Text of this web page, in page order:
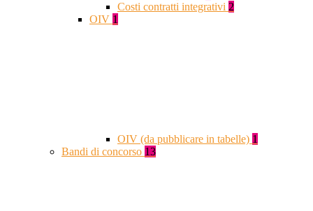
Costi contratti integrativi 2
OIV 1
OIV (da pubblicare in tabelle) 1
Bandi di concorso 13